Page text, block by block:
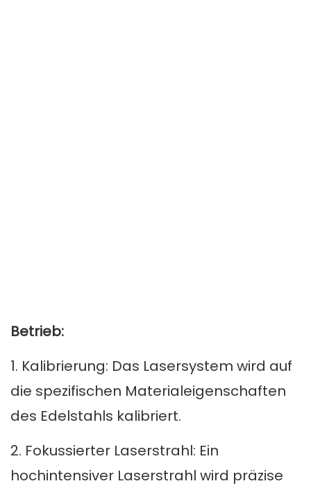
Betrieb:
1. Kalibrierung: Das Lasersystem wird auf
die spezifischen Materialeigenschaften
des Edelstahls kalibriert.
2. Fokussierter Laserstrahl: Ein
hochintensiver Laserstrahl wird präzise